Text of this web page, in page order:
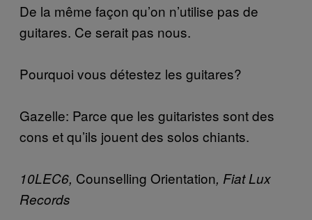
De la même façon qu’on n’utilise pas de
guitares. Ce serait pas nous.
Pourquoi vous détestez les guitares?
Gazelle: Parce que les guitaristes sont des
cons et qu’ils jouent des solos chiants.
10LEC6, Counselling Orientation, Fiat Lux
Records